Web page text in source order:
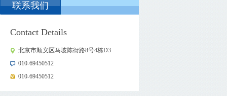
联系我们
Contact Details
北京市顺义区马坡陈衙路8号4栋D3
010-69450512
010-69450512